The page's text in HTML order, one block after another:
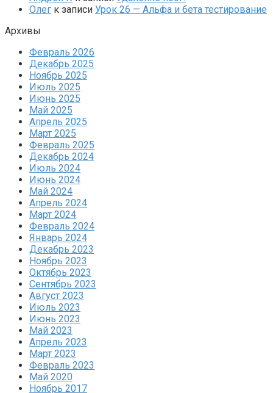
Олег к записи Урок 26 — Альфа и бета тестирование
Архивы
Февраль 2026
Декабрь 2025
Ноябрь 2025
Июль 2025
Июнь 2025
Май 2025
Апрель 2025
Март 2025
Февраль 2025
Декабрь 2024
Июль 2024
Июнь 2024
Май 2024
Апрель 2024
Март 2024
Февраль 2024
Январь 2024
Декабрь 2023
Ноябрь 2023
Октябрь 2023
Сентябрь 2023
Август 2023
Июль 2023
Июнь 2023
Май 2023
Апрель 2023
Март 2023
Февраль 2023
Май 2020
Ноябрь 2017